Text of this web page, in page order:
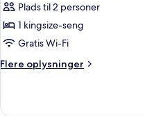
Plads til 2 personer
1 kingsize-seng
Gratis Wi-Fi
Flere oplysninger
Flere
King